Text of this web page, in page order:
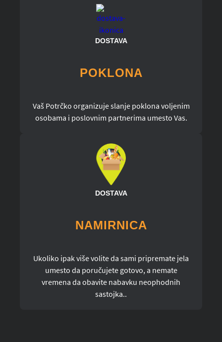
DOSTAVA
POKLONA
Vaš Potrčko organizuje slanje poklona voljenim
osobama i poslovnim partnerima umesto Vas.
DOSTAVA
NAMIRNICA
Ukoliko ipak više volite da sami pripremate jela
umesto da poručujete gotovo, a nemate
vremena da obavite nabavku neophodnih
sastojka..